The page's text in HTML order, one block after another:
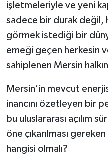
işletmeleriyle ve yeni
sadece bir durak değil,
görmek istediği bir
emeği geçen herkesin
sahiplenen Mersin
Mersin’in mevcut
inancını özetleyen bir
bu uluslararası açılım
öne çıkarılması
hangisi olmalı?